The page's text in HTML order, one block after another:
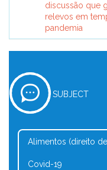
discussão que
relevos em
pandemia
SUBJECT
Alimentos (direito
Covid-19